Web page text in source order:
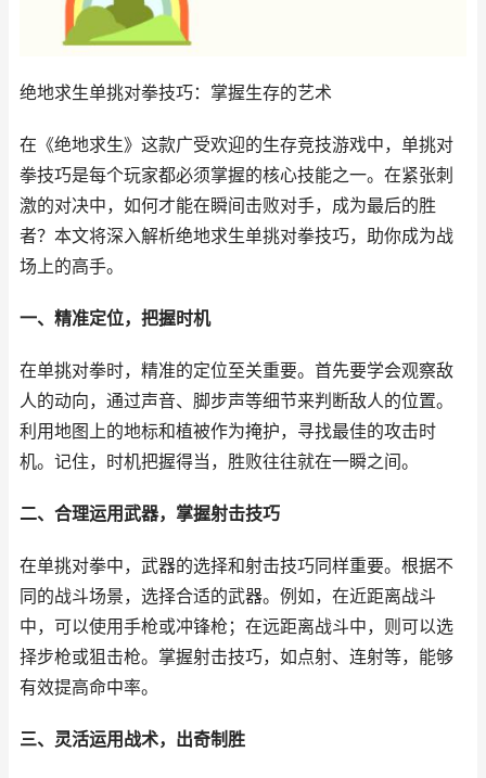
绝地求生单挑对拳技巧：掌握生存的艺术
在《绝地求生》这款广受欢迎的生存竞技游戏中，单挑对
拳技巧是每个玩家都必须掌握的核心技能之一。在紧张刺
激的对决中，如何才能在瞬间击败对手，成为最后的胜
者？本文将深入解析绝地求生单挑对拳技巧，助你成为战
场上的高手。
一、精准定位，把握时机
在单挑对拳时，精准的定位至关重要。首先要学会观察敌
人的动向，通过声音、脚步声等细节来判断敌人的位置。
利用地图上的地标和植被作为掩护，寻找最佳的攻击时
机。记住，时机把握得当，胜败往往就在一瞬之间。
二、合理运用武器，掌握射击技巧
在单挑对拳中，武器的选择和射击技巧同样重要。根据不
同的战斗场景，选择合适的武器。例如，在近距离战斗
中，可以使用手枪或冲锋枪；在远距离战斗中，则可以选
择步枪或狙击枪。掌握射击技巧，如点射、连射等，能够
有效提高命中率。
三、灵活运用战术，出奇制胜